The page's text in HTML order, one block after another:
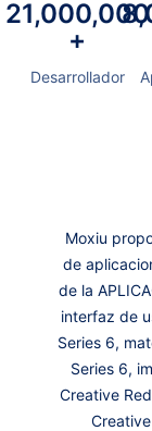
21,000,000
+
Desarrollador
Moxiu
de
de la
interfaz de
Series 6,
Series 6,
Creative